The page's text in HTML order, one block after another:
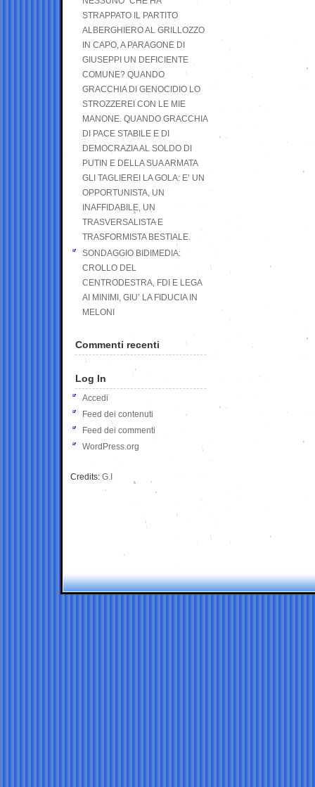
STRAPPATO IL PARTITO
ALBERGHIERO AL GRILLOZZO
IN CAPO, A PARAGONE DI
GIUSEPPI UN DEFICIENTE
COMUNE? QUANDO
GRACCHIA DI GENOCIDIO LO
STROZZEREI CON LE MIE
MANONE. QUANDO GRACCHIA
DI PACE STABILE E DI
DEMOCRAZIA AL SOLDO DI
PUTIN E DELLA SUA ARMATA
GLI TAGLIEREI LA GOLA: E’ UN
OPPORTUNISTA, UN
INAFFIDABILE, UN
TRASVERSALISTA E
TRASFORMISTA BESTIALE.
SONDAGGIO BIDIMEDIA:
CROLLO DEL
CENTRODESTRA, FDI E LEGA
AI MINIMI, GIU’ LA FIDUCIA IN
MELONI
Commenti recenti
Log In
Accedi
Feed dei contenuti
Feed dei commenti
WordPress.org
Credits: G.I